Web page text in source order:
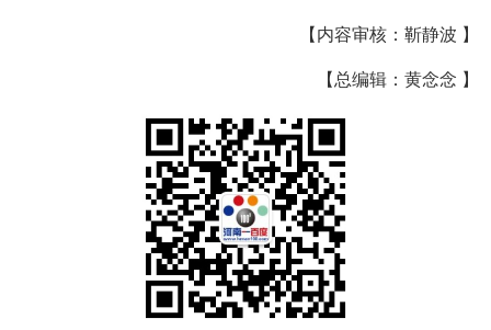
【内容审核：靳静波 】
【总编辑：黄念念 】